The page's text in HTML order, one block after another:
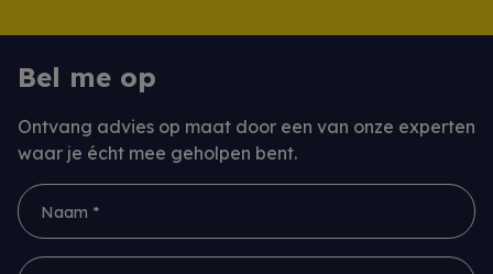
Bel me op
Ontvang advies op maat door een van onze experten
waar je écht mee geholpen bent.
Naam *
Voornaam *